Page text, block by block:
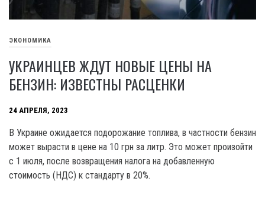
ЭКОНОМИКА
УКРАИНЦЕВ ЖДУТ НОВЫЕ ЦЕНЫ НА
БЕНЗИН: ИЗВЕСТНЫ РАСЦЕНКИ
24 АПРЕЛЯ, 2023
В Украине ожидается подорожание топлива, в частности бензин
может вырасти в цене на 10 грн за литр. Это может произойти
с 1 июля, после возвращения налога на добавленную
стоимость (НДС) к стандарту в 20%.